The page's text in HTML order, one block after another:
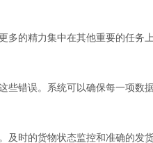
多的精力集中在其他重要的任务
些错误。系统可以确保每一项数
及时的货物状态监控和准确的发